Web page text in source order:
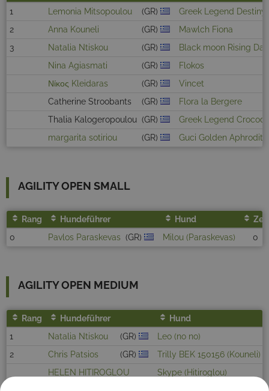
1
Lemonia Mitsopoulou (GR)
Greek Legend Destiny
2
Anna Kouneli (GR)
Mawlch Fiona
3
Natalia Ntiskou (GR)
Black moon Rising
Nina Agiasmati
(GR)
Flokos
Νίκος Kleidaras
(GR)
Vincet
Catherine Stroobants
(GR)
Flora la Bergere
Thalia Kalogeropoulou (GR)
Greek Legend
margarita sotiriou
(GR) Guci Golden Aphrodite
AGILITY OPEN SMALL
Rang Hundeführer Hund
Zeit
0
Pavlos Paraskevas (GR) Milou (Paraskevas) 0
AGILITY OPEN MEDIUM
Rang Hundeführer
Hund
1
Natalia Ntiskou (GR)
Leo (no no)
2
Chris Patsios (GR)
Trilly BEK 150156 (Kouneli)
HELEN HITIROGLOU
Skype (Hitiroglou)